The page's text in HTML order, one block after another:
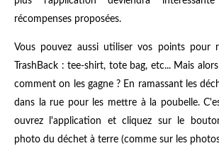
récompenses proposées.
Vous pouvez aussi utiliser vos points pour
TrashBack : tee-shirt, tote bag, etc... Mais
comment on les gagne ? En ramassant les
dans la rue pour les mettre à la poubelle.
ouvrez l'application et cliquez sur le
photo du déchet à terre (comme sur les